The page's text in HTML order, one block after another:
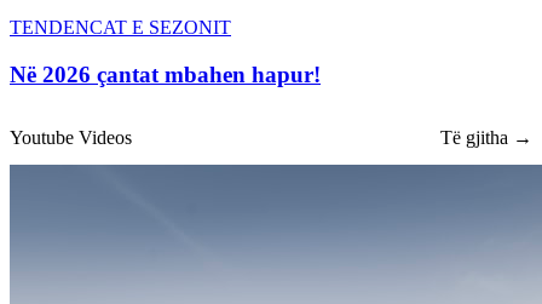
TENDENCAT E SEZONIT
Në 2026 çantat mbahen hapur!
Youtube Videos Të gjitha →